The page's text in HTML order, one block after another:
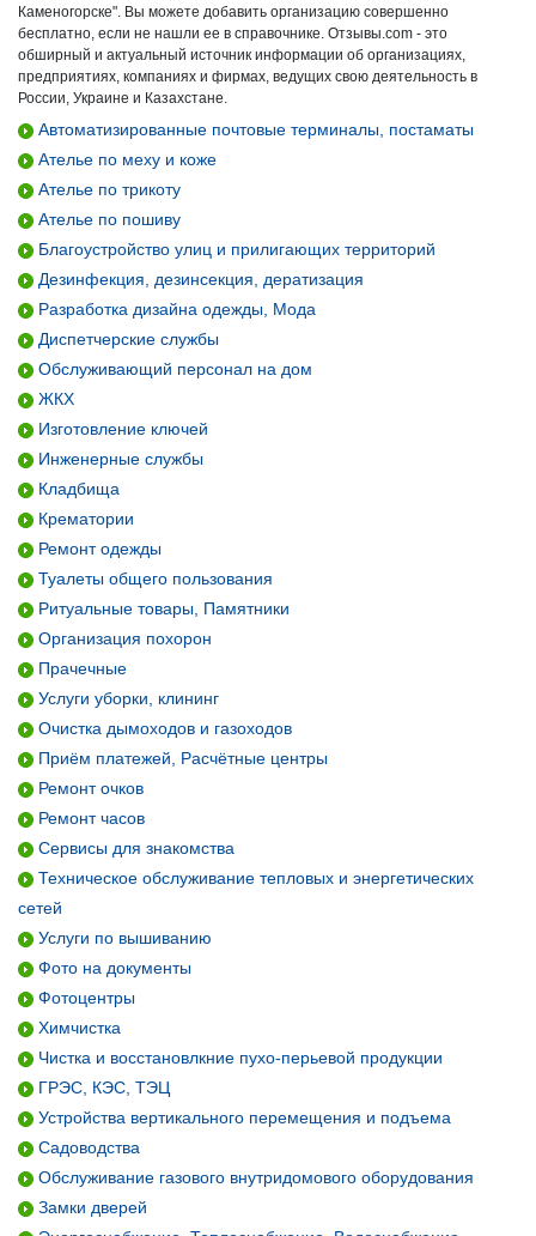
Каменогорске". Вы можете добавить организацию совершенно
бесплатно, если не нашли ее в справочнике. Отзывы.com - это
обширный и актуальный источник информации об организациях,
предприятиях, компаниях и фирмах, ведущих свою деятельность в
России, Украине и Казахстане.
Автоматизированные почтовые терминалы, постаматы
Ателье по меху и коже
Ателье по трикоту
Ателье по пошиву
Благоустройство улиц и прилигающих территорий
Дезинфекция, дезинсекция, дератизация
Разработка дизайна одежды, Мода
Диспетчерские службы
Обслуживающий персонал на дом
ЖКХ
Изготовление ключей
Инженерные службы
Кладбища
Крематории
Ремонт одежды
Туалеты общего пользования
Ритуальные товары, Памятники
Организация похорон
Прачечные
Услуги уборки, клининг
Очистка дымоходов и газоходов
Приём платежей, Расчётные центры
Ремонт очков
Ремонт часов
Сервисы для знакомства
Техническое обслуживание тепловых и энергетических
сетей
Услуги по вышиванию
Фото на документы
Фотоцентры
Химчистка
Чистка и восстановлкние пухо-перьевой продукции
ГРЭС, КЭС, ТЭЦ
Устройства вертикального перемещения и подъема
Садоводства
Обслуживание газового внутридомового оборудования
Замки дверей